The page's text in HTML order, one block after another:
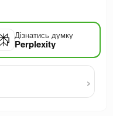
Дізнатись думку
Perplexity
›